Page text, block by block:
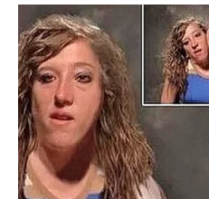
A za Ribe koje su već u vezi
iskrenog razgovora,
vraćaju sebi.
Posao i duša:
donosi novac”